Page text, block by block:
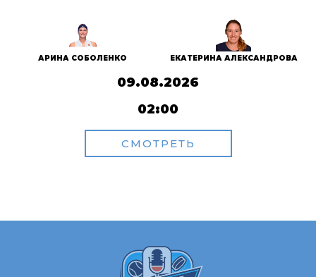
АРИНА СОБОЛЕНКО ЕКАТЕРИНА АЛЕКСАНДРОВА
09.08.2026
02:00
СМОТРЕТЬ